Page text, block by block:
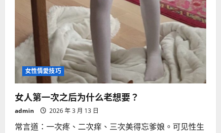
女性情愛技巧
女人第一次之后为什么老想要？
admin 2026 年 3 月 13 日
常言道：一次疼、二次痒、三次美得忘爹娘。可见性生